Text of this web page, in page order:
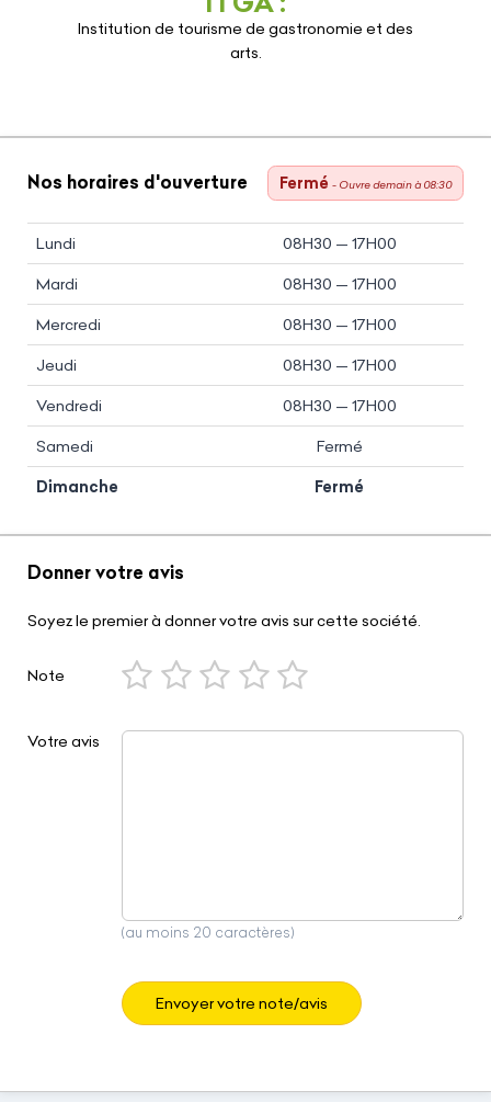
Institution de tourisme de gastronomie et des
arts.
Nos horaires d'ouverture Fermé - Ouvre demain à 08:30
Lundi 08H30 — 17H00
Mardi 08H30 — 17H00
Mercredi 08H30 — 17H00
Jeudi 08H30 — 17H00
Vendredi 08H30 — 17H00
Samedi Fermé
Dimanche Fermé
Donner votre avis
Soyez le premier à donner votre avis sur cette société.
Note
Votre avis
(au moins 20 caractères)
Envoyer votre note/avis